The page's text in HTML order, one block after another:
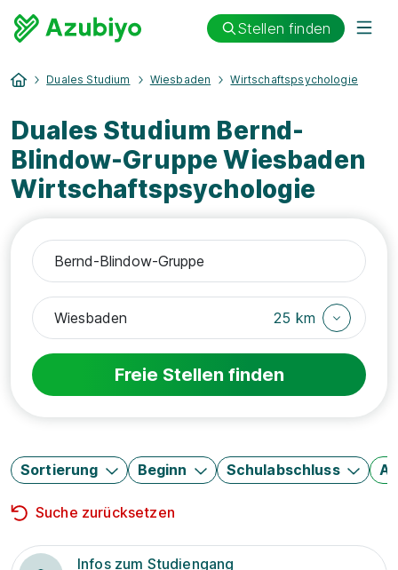
Stellen finden
Duales Studium Wiesbaden Wirtschaftspsychologie
Duales Studium Bernd-
Blindow-Gruppe Wiesbaden
Wirtschaftspsychologie
25 km
Freie Stellen finden
Sortierung Beginn Schulabschluss
Suche zurücksetzen
Infos zum Studiengang